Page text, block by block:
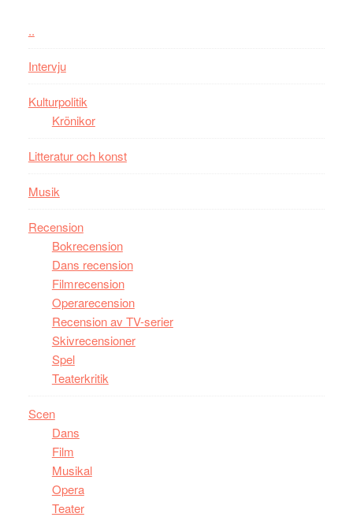
..
Intervju
Kulturpolitik
Krönikor
Litteratur och konst
Musik
Recension
Bokrecension
Dans recension
Filmrecension
Operarecension
Recension av TV-serier
Skivrecensioner
Spel
Teaterkritik
Scen
Dans
Film
Musikal
Opera
Teater